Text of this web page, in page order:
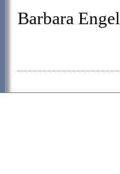
Barbara